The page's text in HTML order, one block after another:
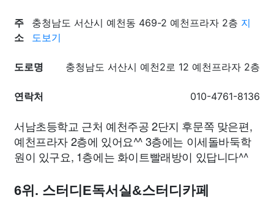
주
소
충청남도 서산시 예천동 469-2 예천프라자 2층 지
도보기
도로명 충청남도 서산시 예천2로 12 예천프라자 2층
연락처 010-4761-8136
서남초등학교 근처 예천주공 2단지 후문쪽 맞은편,
예천프라자 2층에 있어요^^ 3층에는 이세돌바둑학
원이 있구요, 1층에는 화이트빨래방이 있답니다^^
6위. 스터디E독서실&스터디카페